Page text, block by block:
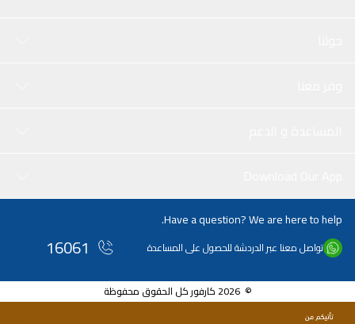
Have a question? We are here to help.
تواصل معنا عبر الدردشة للحصول على المساعدة 16061
© 2026 كارفور كل الحقوق محفوظة